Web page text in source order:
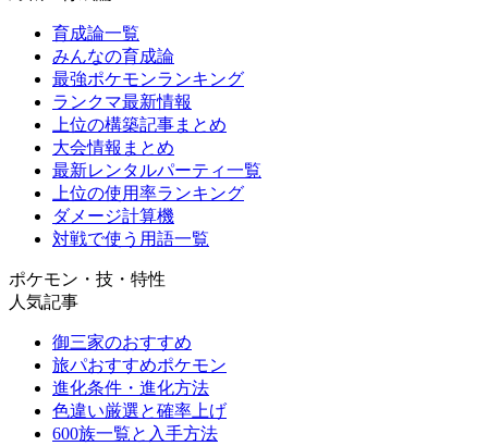
育成論一覧
みんなの育成論
最強ポケモンランキング
ランクマ最新情報
上位の構築記事まとめ
大会情報まとめ
最新レンタルパーティ一覧
上位の使用率ランキング
ダメージ計算機
対戦で使う用語一覧
ポケモン・技・特性
人気記事
御三家のおすすめ
旅パおすすめポケモン
進化条件・進化方法
色違い厳選と確率上げ
600族一覧と入手方法